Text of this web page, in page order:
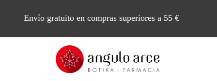
Envío gratuito en compras superiores a 55 €